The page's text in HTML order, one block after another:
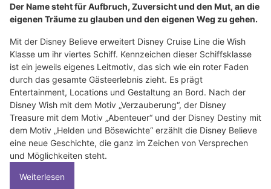
Der Name steht für Aufbruch, Zuversicht und den Mut, an die
eigenen Träume zu glauben und den eigenen Weg zu gehen.
Mit der Disney Believe erweitert Disney Cruise Line die Wish
Klasse um ihr viertes Schiff. Kennzeichen dieser Schiffsklasse
ist ein jeweils eigenes Leitmotiv, das sich wie ein roter Faden
durch das gesamte Gästeerlebnis zieht. Es prägt
Entertainment, Locations und Gestaltung an Bord. Nach der
Disney Wish mit dem Motiv „Verzauberung“, der Disney
Treasure mit dem Motiv „Abenteuer“ und der Disney Destiny mit
dem Motiv „Helden und Bösewichte“ erzählt die Disney Believe
eine neue Geschichte, die ganz im Zeichen von Versprechen
und Möglichkeiten steht.
Weiterlesen